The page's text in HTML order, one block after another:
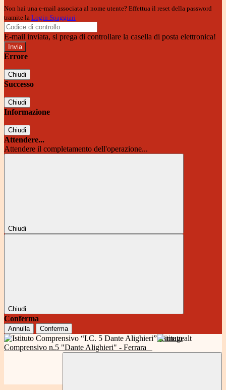
Non hai una e-mail associata al nome utente? Effettua il reset della password
tramite la Login Spaggiari
E-mail inviata, si prega di controllare la casella di posta elettronica!
Errore
Chiudi
Successo
Chiudi
Informazione
Chiudi
Attendere...
Attendere il completamento dell'operazione...
Chiudi
Chiudi
Conferma
Annulla Conferma
Istituto
Comprensivo n.5 "Dante Alighieri" - Ferrara